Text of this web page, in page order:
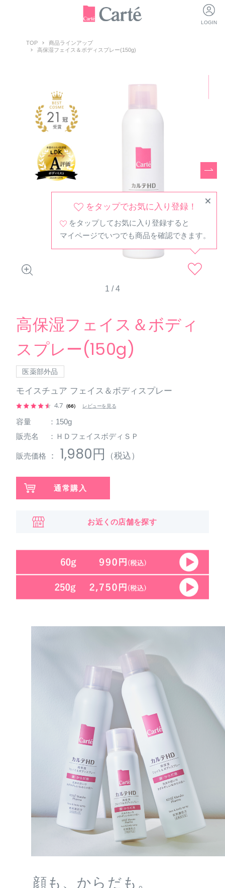
LOGIN
TOP
商品ラインアップ
高保湿フェイス＆ボディスプレー(150g)
1 /4
高保湿フェイス＆ボディ
スプレー(150g)
医薬部外品
モイスチュア フェイス＆ボディスプレー
4.7 （66） レビューを見る
容量
：150g
販売名
：ＨＤフェイスボディＳＰ
販売価格 ： 1,980円 （税込）
通常購入
をタップでお気に入り登録！
をタップしてお気に入り登録すると
マイページでいつでも商品を確認できます。
お近くの店舗を探す
顔も、からだも。